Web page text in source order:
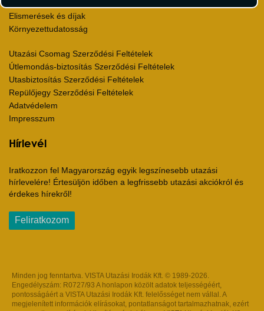
Elismerések és díjak
Környezettudatosság
Utazási Csomag Szerződési Feltételek
Útlemondás-biztosítás Szerződési Feltételek
Utasbiztosítás Szerződési Feltételek
Repülőjegy Szerződési Feltételek
Adatvédelem
Impresszum
Hírlevél
Iratkozzon fel Magyarország egyik legszínesebb utazási
hírlevelére! Értesüljön időben a legfrissebb utazási akciókról és
érdekes hírekről!
Feliratkozom
Minden jog fenntartva. VISTA Utazási Irodák Kft. © 1989-2026.
Engedélyszám: R0727/93 A honlapon közölt adatok teljességéért,
pontosságáért a VISTA Utazási Irodák Kft. felelősséget nem vállal. A
megjelenített információk elírásokat, pontatlanságot tartalmazhatnak, ezért